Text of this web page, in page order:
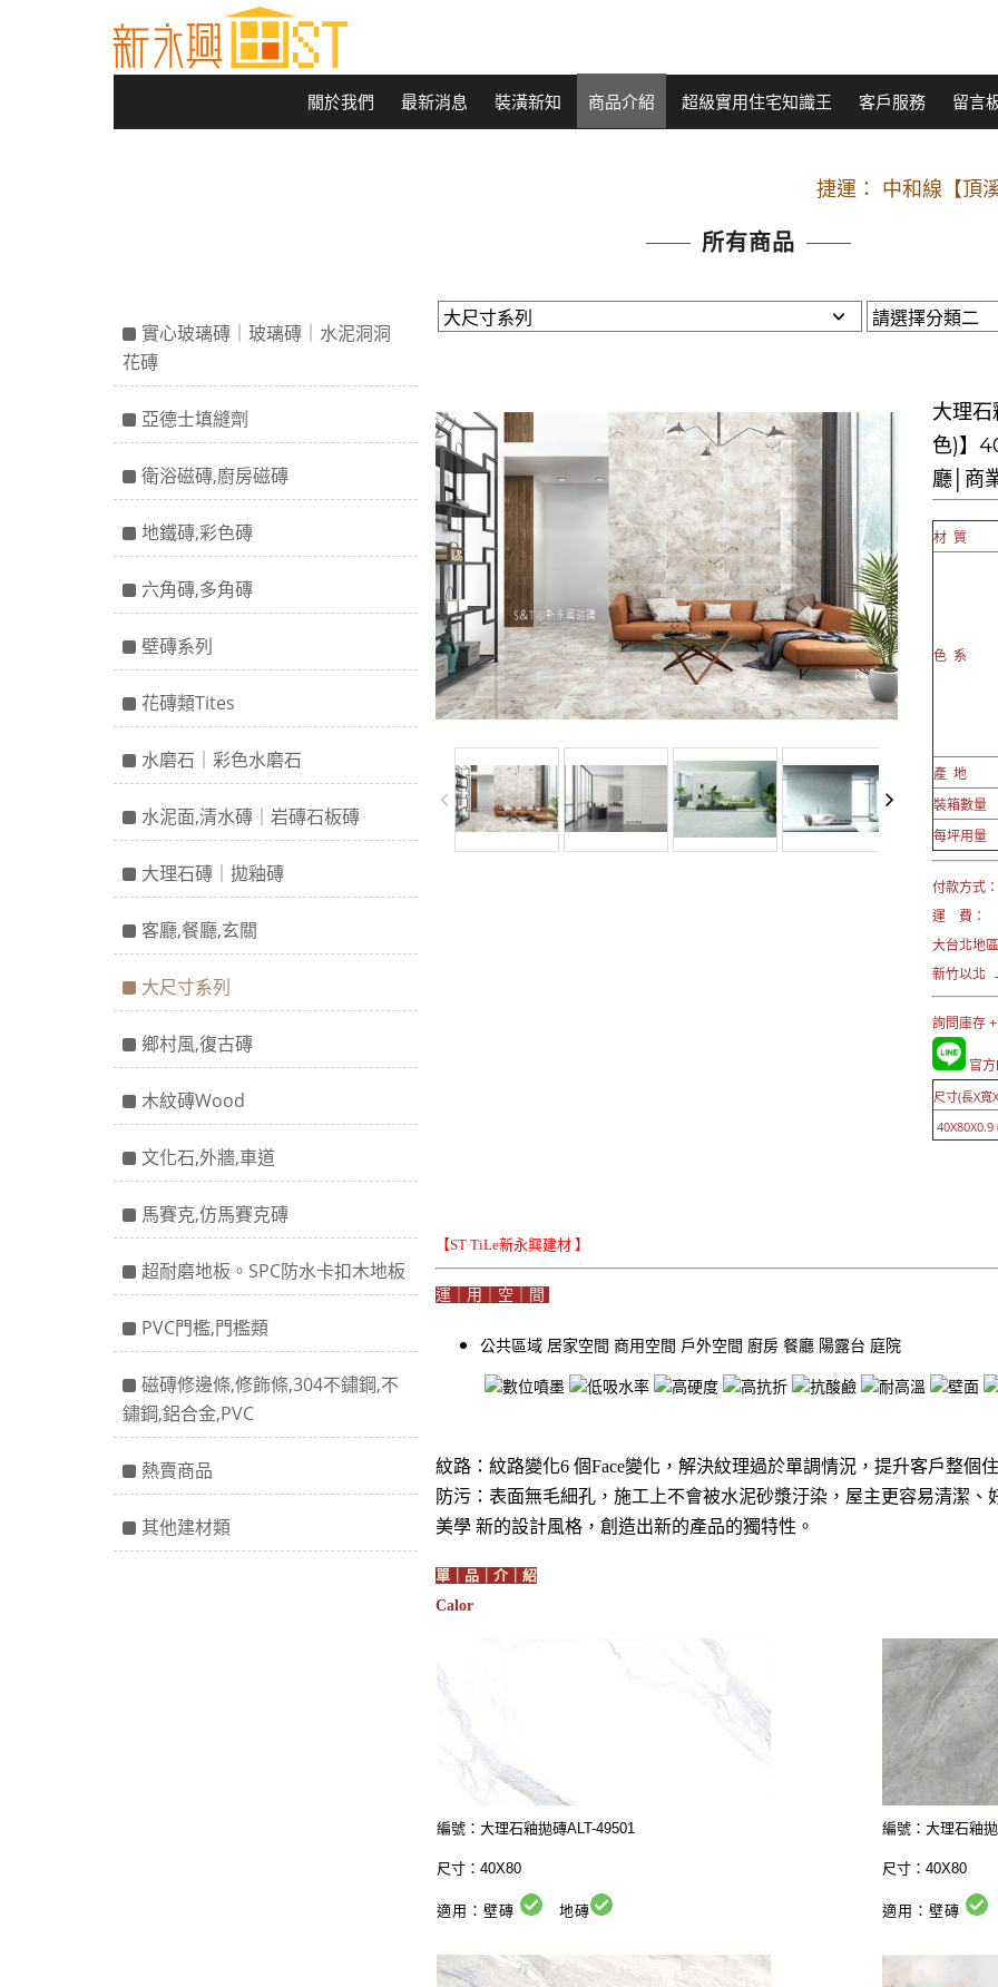
關於我們 最新消息 裝潢新知 商品介紹 超級實用住宅知識王 客戶服務 留言
捷運： 中和線【頂
原Line已滿 無法加Line好友 請
捷運： 中和線【頂
原Line已滿 無法加Line好友 請親
所有商品
實心玻璃磚｜玻璃磚｜水泥洞洞
花磚
亞德士填縫劑
衛浴磁磚,廚房磁磚
地鐵磚,彩色磚
六角磚,多角磚
壁磚系列
花磚類Tites
水磨石｜彩色水磨石
水泥面,清水磚｜岩磚石板磚
大理石磚｜拋釉磚
客廳,餐廳,玄關
大尺寸系列
鄉村風,復古磚
木紋磚Wood
文化石,外牆,車道
馬賽克,仿馬賽克磚
超耐磨地板。SPC防水卡扣木地板
PVC門檻,門檻類
磁磚修邊條,修飾條,304不鏽鋼,不
鏽鋼,鋁合金,PVC
熱賣商品
其他建材類
大理
色)】
廳│商
材 質
色 系
產 地
裝箱數量
每坪用量
付款方式
運 費：
大台北地
新竹以北
詢問庫存
官
尺寸(長X寬
40X80X0.9
【ST TiLe新永興建材 】
運｜用｜空｜間
公共區域 居家空間商用空間 戶外空間 廚房餐廳 陽露台 庭院
紋路：紋路變化6 個Face變化，解決紋理過於單調情況，提升客戶整個
防污：表面無毛細孔，施工上不會被水泥砂漿汙染，屋主更容易清潔、
美學 新的設計風格，創造出新的產品的獨特性。
單｜品｜介｜紹
Calor
編號：大理石釉拋磚ALT-49501
尺寸：40X80
適用：壁磚 地磚
編號：大理石釉
尺寸：40X80
適用：壁磚